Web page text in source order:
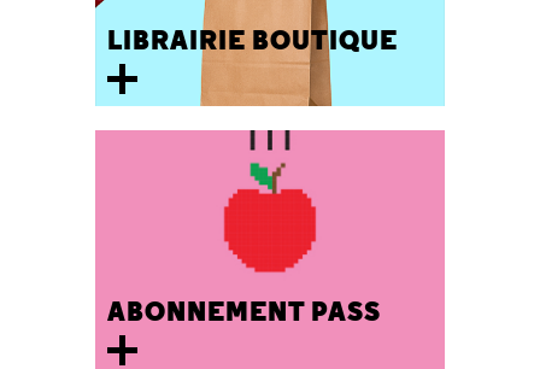
LIBRAIRIE BOUTIQUE
ABONNEMENT PASS